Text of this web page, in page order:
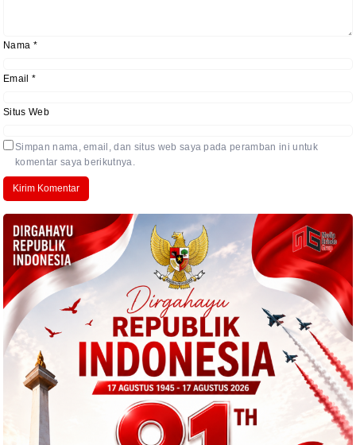
Nama *
Email *
Situs Web
Simpan nama, email, dan situs web saya pada peramban ini untuk
komentar saya berikutnya.